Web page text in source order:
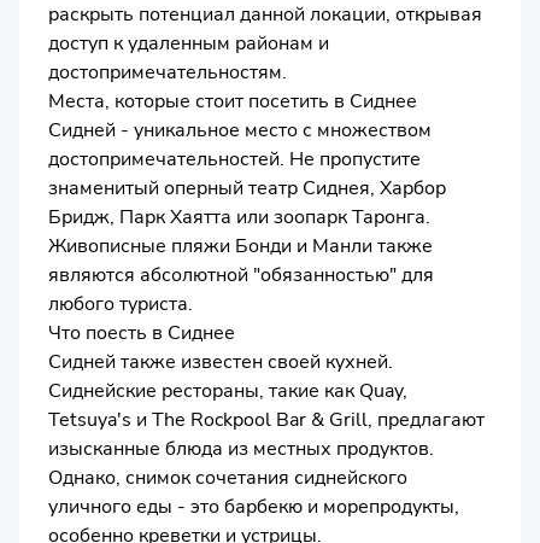
раскрыть потенциал данной локации, открывая
доступ к удаленным районам и
достопримечательностям.
Места, которые стоит посетить в Сиднее
Сидней - уникальное место с множеством
достопримечательностей. Не пропустите
знаменитый оперный театр Сиднея, Харбор
Бридж, Парк Хаятта или зоопарк Таронга.
Живописные пляжи Бонди и Манли также
являются абсолютной "обязанностью" для
любого туриста.
Что поесть в Сиднее
Сидней также известен своей кухней.
Сиднейские рестораны, такие как Quay,
Tetsuya's и The Rockpool Bar & Grill, предлагают
изысканные блюда из местных продуктов.
Однако, снимок сочетания сиднейского
уличного еды - это барбекю и морепродукты,
особенно креветки и устрицы.